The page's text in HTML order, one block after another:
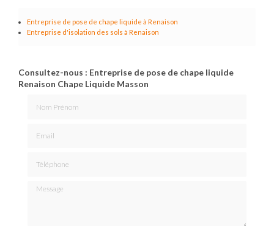
Entreprise de pose de chape liquide à Renaison
Entreprise d'isolation des sols à Renaison
Consultez-nous : Entreprise de pose de chape liquide
Renaison Chape Liquide Masson
Message